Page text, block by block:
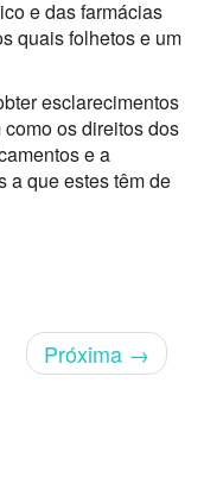
e das farmácias
quais folhetos e um
esclarecimentos
os direitos dos
e a
a que estes têm de
Próxima →